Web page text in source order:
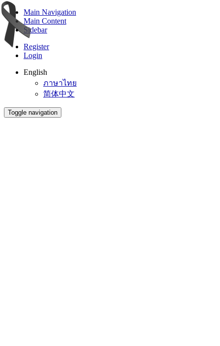
Main Navigation
Main Content
Sidebar
Register
Login
English
ภาษาไทย
简体中文
Toggle navigation